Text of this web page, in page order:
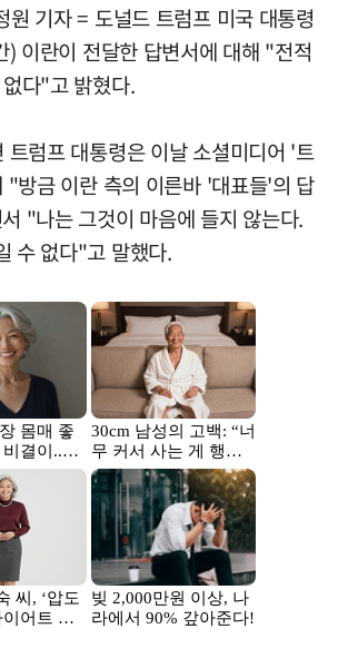
원 기자 = 도널드 트럼프 미국 대통령
이란이 전달한 답변서에 대해 "전적
다"고 밝혔다.
럼프 대통령은 이날 소셜미디어 '트
"방금 이란 측의 이른바 '대표들'의 답
"나는 그것이 마음에 들지 않는다.
수 없다"고 말했다.